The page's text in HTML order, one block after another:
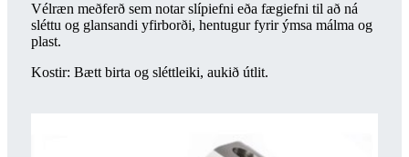
Vélræn meðferð sem notar slípiefni eða fægiefni til að ná
sléttu og glansandi yfirborði, hentugur fyrir ýmsa málma og
plast.
Kostir: Bætt birta og sléttleiki, aukið útlit.